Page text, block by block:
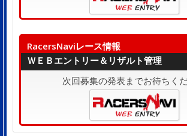
RacersNaviレース情報
ＷＥＢエントリー＆リザルト管理
次回募集の発表までお待ちく